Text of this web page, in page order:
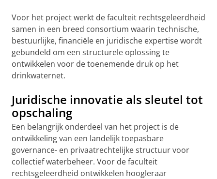
Voor het project werkt de faculteit rechtsgeleerdheid
samen in een breed consortium waarin technische,
bestuurlijke, financiële en juridische expertise wordt
gebundeld om een structurele oplossing te
ontwikkelen voor de toenemende druk op het
drinkwaternet.
Juridische innovatie als sleutel tot
opschaling
Een belangrijk onderdeel van het project is de
ontwikkeling van een landelijk toepasbare
governance- en privaatrechtelijke structuur voor
collectief waterbeheer. Voor de faculteit
rechtsgeleerdheid ontwikkelen hoogleraar